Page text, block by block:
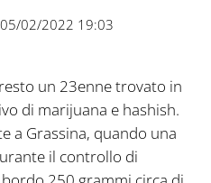
02/2022 19:03
un 23enne trovato in
di marijuana e hashish.
a Grassina, quando una
il controllo di